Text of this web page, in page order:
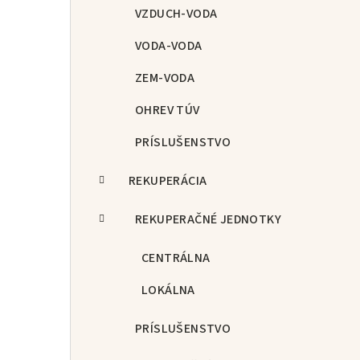
VZDUCH-VODA
VODA-VODA
ZEM-VODA
OHREV TÚV
PRÍSLUŠENSTVO
REKUPERÁCIA
REKUPERAČNÉ JEDNOTKY
CENTRÁLNA
LOKÁLNA
PRÍSLUŠENSTVO